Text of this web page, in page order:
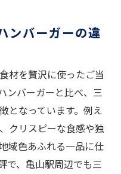
ーガーもチェック
バーガー体験
の人気の秘密に迫
と選ばれる理由
を徹底紹介
鹿ハンバーガー体
ンバーガーの違
材を贅沢に使ったご当
ンバーガーと比べ、三
となっています。例え
クリスピーな食感や独
域色あふれる一品に仕
で、亀山駅周辺でも三